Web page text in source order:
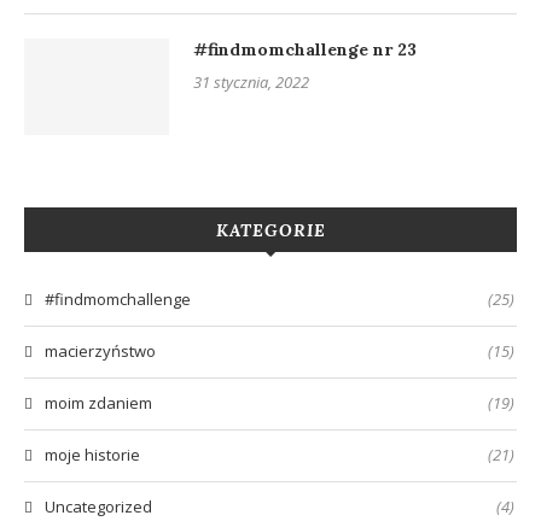
#findmomchallenge nr 23
31 stycznia, 2022
KATEGORIE
#findmomchallenge (25)
macierzyństwo (15)
moim zdaniem (19)
moje historie (21)
Uncategorized (4)